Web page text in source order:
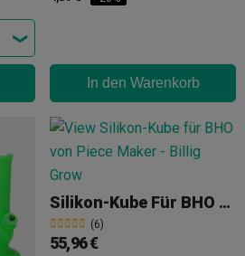
In den Warenkorb
Silikon-Kube Für BHO Piece Maker
(6)
55,96 €